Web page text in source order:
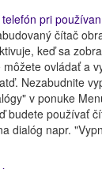
pri
čítač
keď sa
ovládať a
Nezabudnite
v ponuke
budete používať
dialóg napr.